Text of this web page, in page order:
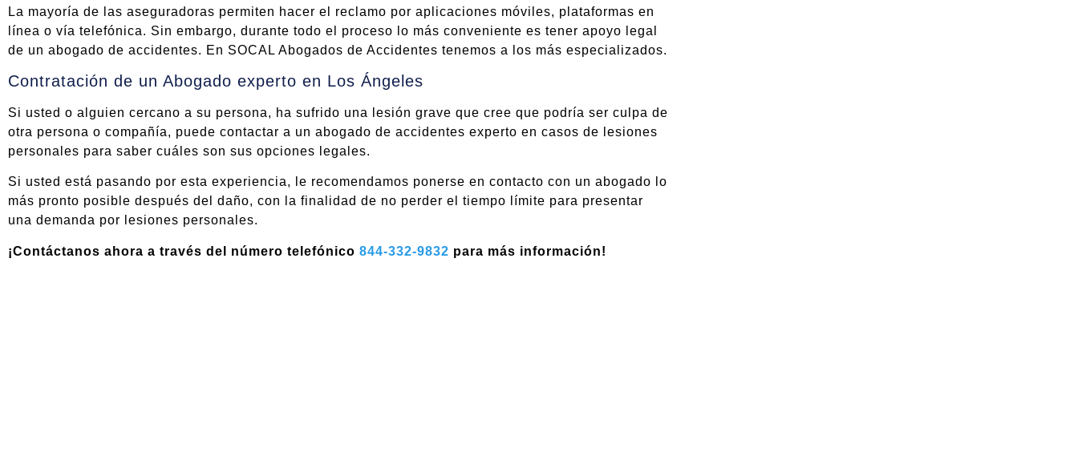
La mayoría de las aseguradoras permiten hacer el reclamo por aplicaciones móviles, plataformas en
línea o vía telefónica. Sin embargo, durante todo el proceso lo más conveniente es tener apoyo legal
de un abogado de accidentes. En SOCAL Abogados de Accidentes tenemos a los más especializados.
Contratación de un Abogado experto en Los Ángeles
Si usted o alguien cercano a su persona, ha sufrido una lesión grave que cree que podría ser culpa de
otra persona o compañía, puede contactar a un abogado de accidentes experto en casos de lesiones
personales para saber cuáles son sus opciones legales.
Si usted está pasando por esta experiencia, le recomendamos ponerse en contacto con un abogado lo
más pronto posible después del daño, con la finalidad de no perder el tiempo límite para presentar
una demanda por lesiones personales.
¡Contáctanos ahora a través del número telefónico 844-332-9832 para más información!